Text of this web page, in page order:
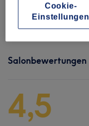
Salonbewertungen
4,5
Cookie-
Einstellungen